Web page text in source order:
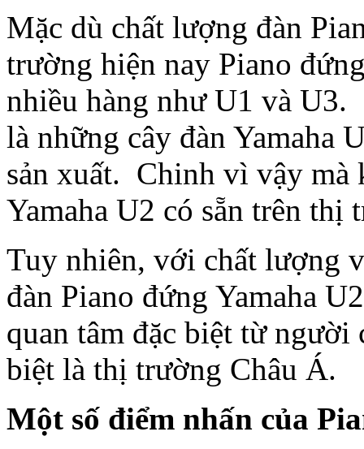
Mặc dù chất lượng đàn
trường hiện nay Piano
nhiều hàng như U1 và
là những cây đàn Yamaha
sản xuất. Chinh vì vậy mà
Yamaha U2 có sẵn trên thị
Tuy nhiên, với chất lượng
đàn Piano đứng Yamaha
quan tâm đặc biệt từ
biệt là thị trường Châu Á.
Một số điểm nhấn của